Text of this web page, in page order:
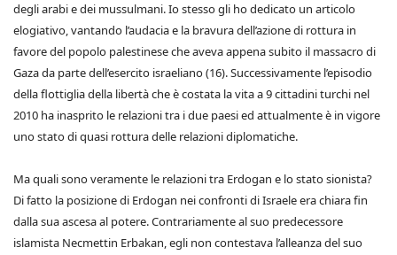
degli arabi e dei mussulmani. Io stesso gli ho dedicato un articolo
elogiativo, vantando l’audacia e la bravura dell’azione di rottura in
favore del popolo palestinese che aveva appena subito il massacro di
Gaza da parte dell’esercito israeliano (16). Successivamente l’episodio
della flottiglia della libertà che è costata la vita a 9 cittadini turchi nel
2010 ha inasprito le relazioni tra i due paesi ed attualmente è in vigore
uno stato di quasi rottura delle relazioni diplomatiche.
Ma quali sono veramente le relazioni tra Erdogan e lo stato sionista?
Di fatto la posizione di Erdogan nei confronti di Israele era chiara fin
dalla sua ascesa al potere. Contrariamente al suo predecessore
islamista Necmettin Erbakan, egli non contestava l’alleanza del suo